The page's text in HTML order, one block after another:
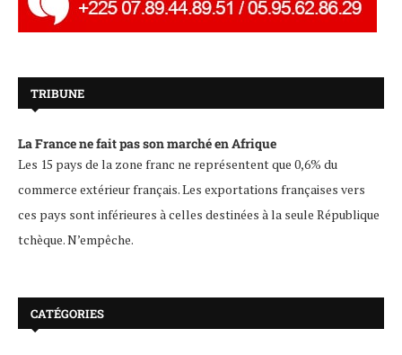
TRIBUNE
La France ne fait pas son marché en Afrique
Les 15 pays de la zone franc ne représentent que 0,6% du
commerce extérieur français. Les exportations françaises vers
ces pays sont inférieures à celles destinées à la seule République
tchèque. N’empêche.
CATÉGORIES